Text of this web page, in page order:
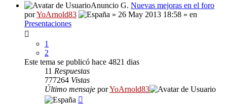
Anuncio G. Nuevas mejoras en el foro
porYoArnold83
» 26 May 2013 18:58 » en
Presentaciones
1
2
Este tema se publicó hace 4821 dias
11 Respuestas
777264 Vistas
Último mensaje porYoArnold83